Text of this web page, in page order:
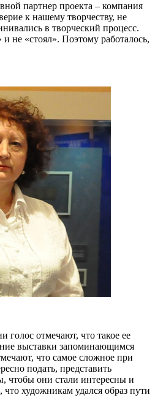
партнер проекта – компания
к нашему творчеству, не
в творческий процесс.
не «стоял». Поэтому работалось,
голос отмечают, что такое ее
выставки запоминающимся
что самое сложное при
подать, представить
чтобы они стали интересны и
художникам удался образ пути